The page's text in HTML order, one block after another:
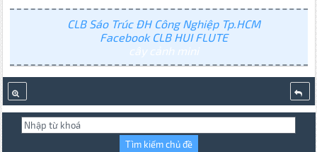
CLB Sáo Trúc ĐH Công Nghiệp Tp.HCM
Facebook CLB HUI FLUTE
cây cảnh mini